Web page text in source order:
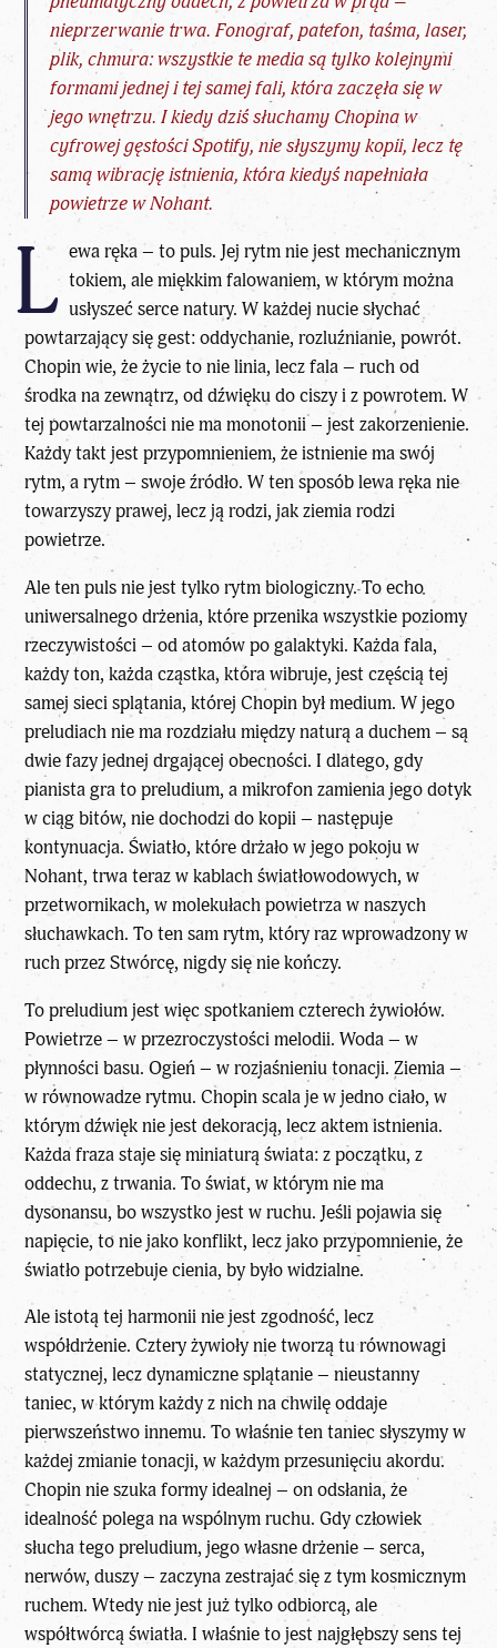
nieprzerwanie trwa. Fonograf, patefon, taśma, laser,
plik, chmura: wszystkie te media są tylko kolejnymi
formami jednej i tej samej fali, która zaczęła się w
jego wnętrzu. I kiedy dziś słuchamy Chopina w
cyfrowej gęstości Spotify, nie słyszymy kopii, lecz tę
samą wibrację istnienia, która kiedyś napełniała
powietrze w Nohant.
L ewa ręka – to puls. Jej rytm nie jest mechanicznym
tokiem, ale miękkim falowaniem, w którym można
usłyszeć serce natury. W każdej nucie słychać
powtarzający się gest: oddychanie, rozluźnianie, powrót.
Chopin wie, że życie to nie linia, lecz fala – ruch od
środka na zewnątrz, od dźwięku do ciszy i z powrotem. W
tej powtarzalności nie ma monotonii – jest zakorzenienie.
Każdy takt jest przypomnieniem, że istnienie ma swój
rytm, a rytm – swoje źródło. W ten sposób lewa ręka nie
towarzyszy prawej, lecz ją rodzi, jak ziemia rodzi
powietrze.
Ale ten puls nie jest tylko rytm biologiczny. To echo
uniwersalnego drżenia, które przenika wszystkie poziomy
rzeczywistości – od atomów po galaktyki. Każda fala,
każdy ton, każda cząstka, która wibruje, jest częścią tej
samej sieci splątania, której Chopin był medium. W jego
preludiach nie ma rozdziału między naturą a duchem – są
dwie fazy jednej drgającej obecności. I dlatego, gdy
pianista gra to preludium, a mikrofon zamienia jego dotyk
w ciąg bitów, nie dochodzi do kopii – następuje
kontynuacja. Światło, które drżało w jego pokoju w
Nohant, trwa teraz w kab­lach światłowodowych, w
przetwornikach, w molekułach powietrza w naszych
słuchawkach. To ten sam rytm, który raz wprowadzony w
ruch przez Stwórcę, nigdy się nie kończy.
To preludium jest więc spotkaniem czterech żywiołów.
Powietrze – w przezroczystości melodii. Woda – w
płynności basu. Ogień – w rozjaśnieniu tonacji. Ziemia –
w równowadze rytmu. Chopin scala je w jedno ciało, w
którym dźwięk nie jest dekoracją, lecz aktem istnienia.
Każda fraza staje się miniaturą świata: z początku, z
oddechu, z trwania. To świat, w którym nie ma
dysonansu, bo wszystko jest w ruchu. Jeśli pojawia się
napięcie, to nie jako konflikt, lecz jako przypomnienie, że
światło potrzebuje cienia, by było widzialne.
Ale istotą tej harmonii nie jest zgodność, lecz
współdrżenie. Cztery żywioły nie tworzą tu równowagi
statycznej, lecz dynamiczne splątanie – nieustanny
taniec, w którym każdy z nich na chwilę oddaje
pierwszeństwo innemu. To właśnie ten taniec słyszymy w
każdej zmianie tonacji, w każdym przesunięciu akordu.
Chopin nie szuka formy idealnej – on odsłania, że
idealność polega na wspólnym ruchu. Gdy człowiek
słucha tego preludium, jego własne drżenie – serca,
nerwów, duszy – zaczyna zestrajać się z tym kosmicznym
ruchem. Wtedy nie jest już tylko odbiorcą, ale
współtwórcą światła. I właśnie to jest najgłębszy sens tej